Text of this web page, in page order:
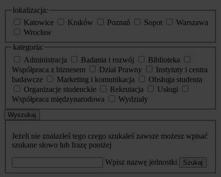
lokalizacja:
Katowice
Kraków Poznań Sopot
Warszawa
Wrocław
kategoria:
Administracja
Badania i rozwój
Biblioteka
Współpraca z biznesem
Dział Prawny
Instytuty i centra
badawcze
Marketing i komunikacja
Obsługa studenta
Organizacje studenckie
Rekrutacja
Usługi
Współpraca międzynarodowa
Wydziały
Wyszukaj
Jeżeli nie znalazłeś tego czego szukałeś zawsze możesz wpisać
szukane słowo lub frazę poniżej
Wpisz nazwę jednostki Szukaj